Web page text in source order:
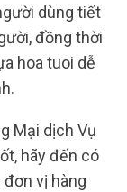
dùng tiết
đồng thời
hoa tuoi dễ
Mại dịch Vụ
hãy đến có
vị hàng